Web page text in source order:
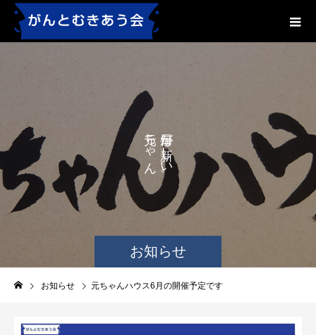
お知らせ
い
。
ち
ん
ハ
ウ
か
お知らせ 元ちゃんハウス6月の開催予定です